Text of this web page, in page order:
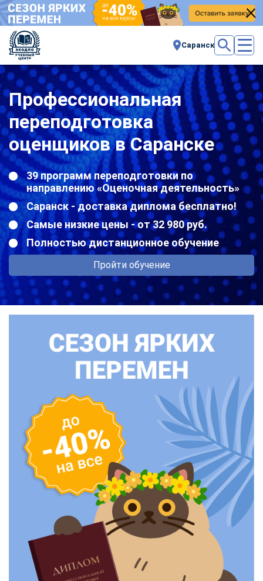
Саранск
Профессиональная
переподготовка
оценщиков в Саранске
39 программ переподготовки по
направлению «Оценочная деятельность»
Саранск - доставка диплома бесплатно!
Самые низкие цены - от 32 980 руб.
Полностью дистанционное обучение
Пройти обучение